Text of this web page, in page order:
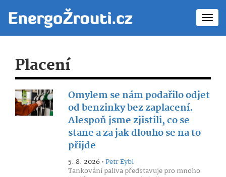
Placení
Omylem se nám podařilo odjet
od benzinky bez zaplacení.
Alespoň jsme zjistili, co se
stane a za jak dlouho se na to
přijde
5. 8. 2026 •Petr Eybl
Tankování paliva představuje pro mnoho